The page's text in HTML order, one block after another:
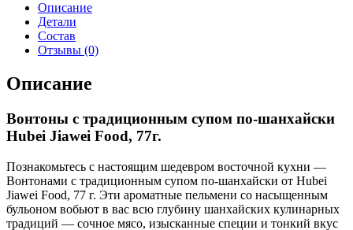
Описание
Детали
Состав
Отзывы (0)
Описание
Вонтоны с традиционным супом по-шанхайски
Hubei Jiawei Food, 77г.
Познакомьтесь с настоящим шедевром восточной кухни —
Вонтонами с традиционным супом по-шанхайски от Hubei
Jiawei Food, 77 г. Эти ароматные пельмени со насыщенным
бульоном вобьют в вас всю глубину шанхайских кулинарных
традиций — сочное мясо, изысканные специи и тонкий вкус